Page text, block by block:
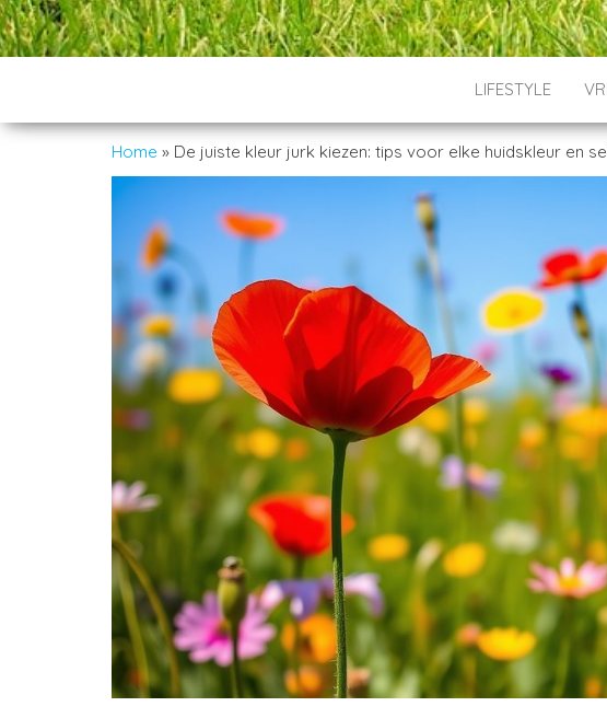
LIFESTYLE
Home » De juiste kleur jurk kiezen: tips voor elke huidskleur en